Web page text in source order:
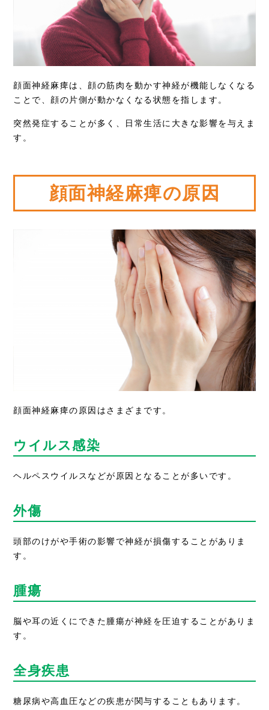
顔面神経麻痺は、顔の筋肉を動かす神経が機能しなくなる
ことで、顔の片側が動かなくなる状態を指します。
突然発症することが多く、日常生活に大きな影響を与えま
す。
顔面神経麻痺の原因
顔面神経麻痺の原因はさまざまです。
ウイルス感染
ヘルペスウイルスなどが原因となることが多いです。
外傷
頭部のけがや手術の影響で神経が損傷することがありま
す。
腫瘍
脳や耳の近くにできた腫瘍が神経を圧迫することがありま
す。
全身疾患
糖尿病や高血圧などの疾患が関与することもあります。